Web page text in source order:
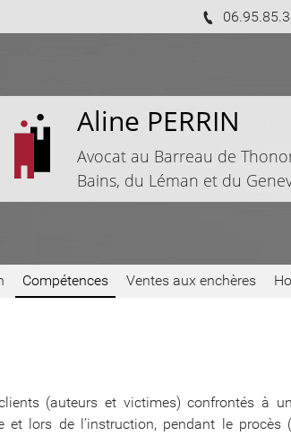
Aline PERRIN
Avocat au Barreau de
Bains, du Léman et du
Compétences Ventes aux enchères
(auteurs et victimes) confrontés à
lors de l’instruction, pendant le